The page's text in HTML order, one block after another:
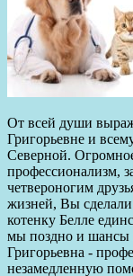
От всей души
Григорьевне и
Северной.
профессионализм,
четвероногим
жизней, Вы
котенку Белле
мы поздно и шансы
Григорьевна -
незамедленную